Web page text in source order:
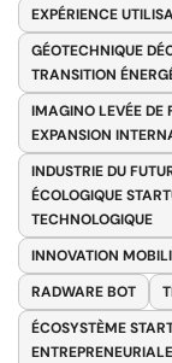
EXPÉRIENCE
GÉOTECHNIQUE
TRANSITION
IMAGINO LEVÉE DE
EXPANSION
INDUSTRIE DU
ÉCOLOGIQUE
TECHNOLOGIQUE
INNOVATION
RADWARE BOT
ÉCOSYSTÈME